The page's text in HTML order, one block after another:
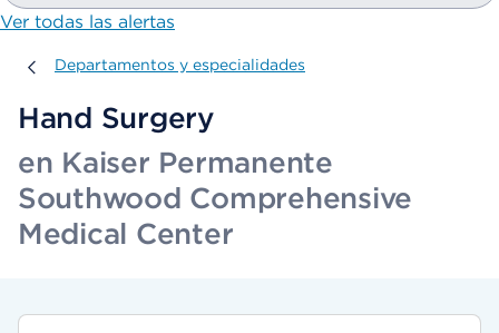
Ver todas las alertas
Departamentos y especialidades
Departamentos y especialidades
Hand Surgery
en Kaiser Permanente
Southwood Comprehensive
Medical Center